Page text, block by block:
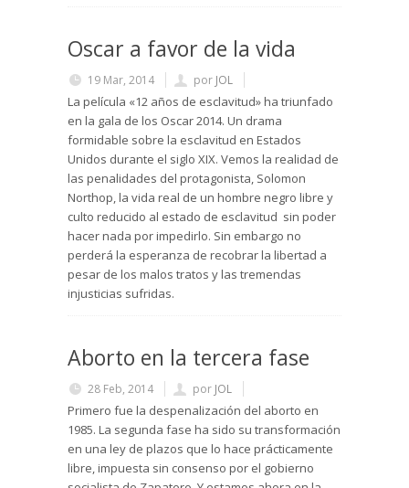
Oscar a favor de la vida
19 Mar, 2014 por JOL
La película «12 años de esclavitud» ha triunfado
en la gala de los Oscar 2014. Un drama
formidable sobre la esclavitud en Estados
Unidos durante el siglo XIX. Vemos la realidad de
las penalidades del protagonista, Solomon
Northop, la vida real de un hombre negro libre y
culto reducido al estado de esclavitud sin poder
hacer nada por impedirlo. Sin embargo no
perderá la esperanza de recobrar la libertad a
pesar de los malos tratos y las tremendas
injusticias sufridas.
Aborto en la tercera fase
28 Feb, 2014 por JOL
Primero fue la despenalización del aborto en
1985. La segunda fase ha sido su transformación
en una ley de plazos que lo hace prácticamente
libre, impuesta sin consenso por el gobierno